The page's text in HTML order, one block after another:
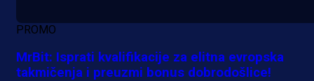
PROMO
MrBit: Isprati kvalifikacije za elitna evropska
takmičenja i preuzmi bonus dobrodošlice!